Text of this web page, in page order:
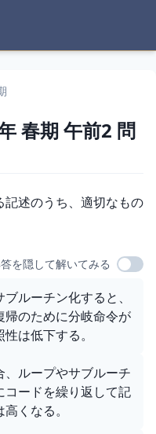
春期午前2 問
述のうち、適切なもの
を隠して解いてみる
ルーチン化すると、
のために分岐命令が
は低下する。
ループやサブルーチ
コードを繰り返して記
くなる。